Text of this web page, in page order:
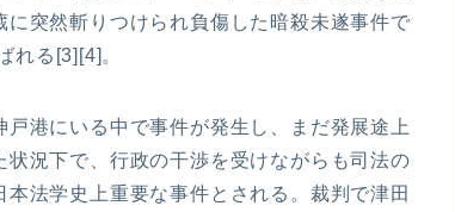
突然斬りつけられ負傷した暗殺未遂事件で
れる[3][4]。
港にいる中で事件が発生し、まだ発展途上
況下で、行政の干渉を受けながらも司法の
法学史上重要な事件とされる。裁判で津田